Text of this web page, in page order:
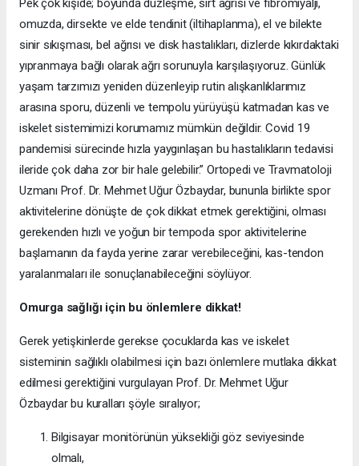
Pek çok kişide; boyunda düzleşme, sırt ağrısı ve fibromiyalji,
omuzda, dirsekte ve elde tendinit (iltihaplanma), el ve bilekte
sinir sıkışması, bel ağrısı ve disk hastalıkları, dizlerde kıkırdaktaki
yıpranmaya bağlı olarak ağrı sorunuyla karşılaşıyoruz. Günlük
yaşam tarzımızı yeniden düzenleyip rutin alışkanlıklarımız
arasına sporu, düzenli ve tempolu yürüyüşü katmadan kas ve
iskelet sistemimizi korumamız mümkün değildir. Covid 19
pandemisi sürecinde hızla yaygınlaşan bu hastalıkların tedavisi
ileride çok daha zor bir hale gelebilir.” Ortopedi ve Travmatoloji
Uzmanı Prof. Dr. Mehmet Uğur Özbaydar, bununla birlikte spor
aktivitelerine dönüşte de çok dikkat etmek gerektiğini, olması
gerekenden hızlı ve yoğun bir tempoda spor aktivitelerine
başlamanın da fayda yerine zarar verebileceğini, kas-tendon
yaralanmaları ile sonuçlanabileceğini söylüyor.
Omurga sağlığı için bu önlemlere dikkat!
Gerek yetişkinlerde gerekse çocuklarda kas ve iskelet
sisteminin sağlıklı olabilmesi için bazı önlemlere mutlaka dikkat
edilmesi gerektiğini vurgulayan Prof. Dr. Mehmet Uğur
Özbaydar bu kuralları şöyle sıralıyor;
Bilgisayar monitörünün yüksekliği göz seviyesinde
olmalı,